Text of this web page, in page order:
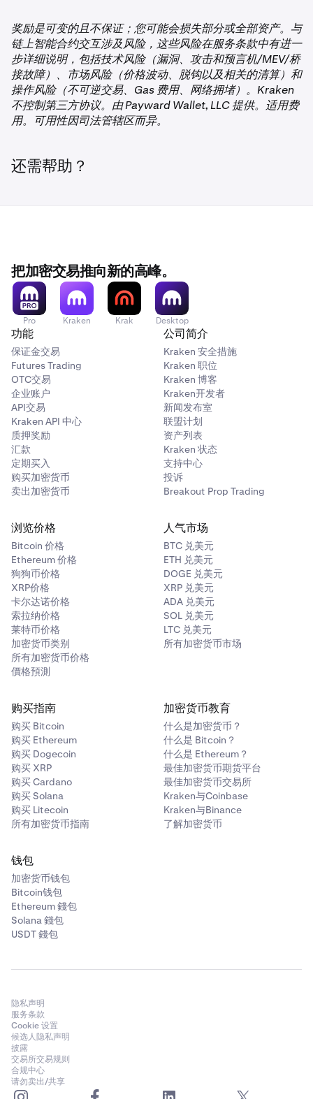
2 在您的投资组合页面，您将看到您的 已分配资产。点击
USDC以查看您参与的金库。
配。
4 输入您要解除分配的金额，然后点击
6
在某些情况下，您可能会被要求验证从金库提现。一个
3 您将看到一个包含分配详情的弹窗，然后点击
配。
4 输入您要提现的金额，然后点击审核。
5 最后，审核交易信息，然后
3
您将看到您当前参与的金库。对于您要提现的金库，点
击3个点，然后点击解除分配。
4 输入您要提现的金额，然后点击审核。
5
对确认页面进行最终审核。如果一切符合您的要求，点
击确认。
6
在某些情况下，您可能会被要求验证从金库提现。一个
6位数的代码将发送到与您的 Kraken 账户关联的电子
邮件地址，并且必须输入该代码以确认您的提现。
1 首先，点击屏幕左侧的投资组合选项卡，然后进入
币页面。
提现的金库。
3 输入您要提现的金额，然后点击
4
对确认页面进行最终审核。如果一切符合您的要求，点
击确认。
6位数的代码将发送到与您的 Kraken 账户关联的电子
邮件地址，并且必须输入该代码以确认您的提现。
奖励是可变的且不保证；您可能会损失部分或全部资产。与
链上智能合约交互涉及风险，这些风险在服务条款中有进一
步详细说明，包括技术风险（漏洞、攻击和预言机/MEV/桥
接故障）、市场风险（价格波动、脱钩以及相关的清算）和
操作风险（不可逆交易、Gas 费用、网络拥堵）。Kraken
不控制第三方协议。由 Payward Wallet, LLC 提供。适用费
用。可用性因司法管辖区而异。
还需帮助？
把加密交易推向新的高峰。
Pro Kraken Krak Desktop
功能
保证金交易
Futures Trading
OTC交易
企业账户
API交易
Kraken API 中心
质押奖励
汇款
定期买入
购买加密货币
卖出加密货币
公司简介
Kraken 安全措施
Kraken 职位
Kraken 博客
Kraken开发者
新闻发布室
联盟计划
资产列表
Kraken 状态
支持中心
投诉
Breakout Prop Trading
浏览价格
Bitcoin 价格
Ethereum 价格
狗狗币价格
XRP价格
卡尔达诺价格
索拉纳价格
莱特币价格
加密货币类别
所有加密货币价格
價格預測
人气市场
BTC 兑美元
ETH 兑美元
DOGE 兑美元
XRP 兑美元
ADA 兑美元
SOL 兑美元
LTC 兑美元
所有加密货币市场
购买指南
购买 Bitcoin
购买 Ethereum
购买 Dogecoin
购买 XRP
购买 Cardano
购买 Solana
购买 Litecoin
所有加密货币指南
加密货币教育
什么是加密货币？
什么是 Bitcoin？
什么是 Ethereum？
最佳加密货币期货平台
最佳加密货币交易所
Kraken与Coinbase
Kraken与Binance
了解加密货币
钱包
加密货币钱包
Bitcoin钱包
Ethereum 錢包
Solana 錢包
USDT 錢包
隐私声明
服务条款
Cookie 设置
候选人隐私声明
披露
交易所交易规则
合规中心
请勿卖出/共享